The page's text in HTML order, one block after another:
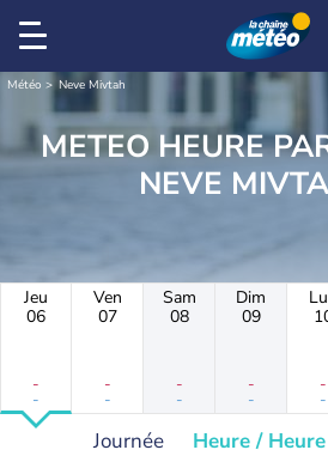
Météo Neve Mivtah
METEO HEURE
NEVE
Jeu
06
-
-
Ven
07
-
-
Sam
08
-
-
Dim
09
-
-
-
-
Journée Heure / Heure